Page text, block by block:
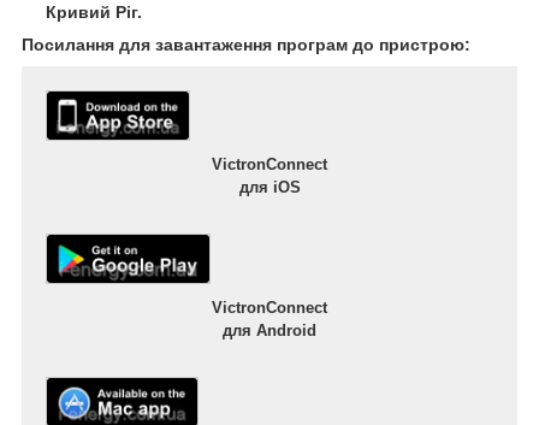
Кривий Ріг.
Посилання для завантаження програм до пристрою:
VictronConnect
для iOS
VictronConnect
для Android